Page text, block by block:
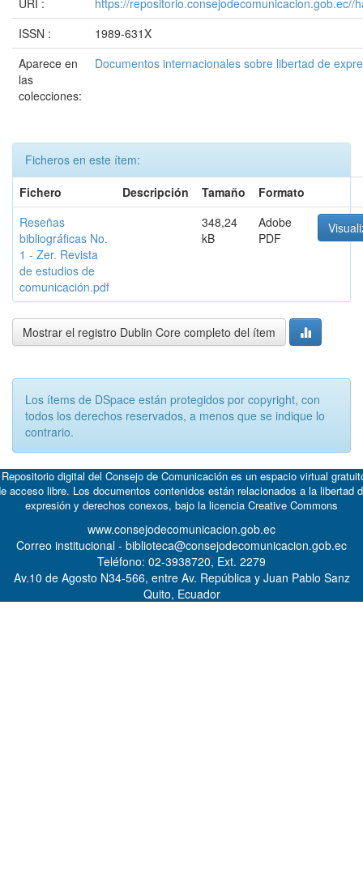
URI :
https://repositorio.consejodecomunicacion.gob.ec//
ISSN :
1989-631X
Aparece en
las
colecciones:
Documentos internacionales sobre libertad de
Ficheros en este ítem:
Fichero
Descripción Tamaño
Formato
Reseñas
bibliográficas No.
1 - Zer. Revista
de estudios de
comunicación.pdf
348,24
kB
Adobe
PDF
Mostrar el registro Dublin Core completo del ítem
Los ítems de DSpace están protegidos por copyright, con
todos los derechos reservados, a menos que se indique lo
contrario.
digital del Consejo de Comunicación es un espacio virtual
acceso libre. Los documentos contenidos están relacionados a la libertad
expresión y derechos conexos, bajo la licencia Creative Commons
www.consejodecomunicacion.gob.ec
Correo institucional - biblioteca@consejodecomunicacion.gob.ec
Teléfono: 02-3938720, Ext. 2279
Av.10 de Agosto N34-566, entre Av. República y Juan Pablo Sanz
Quito, Ecuador